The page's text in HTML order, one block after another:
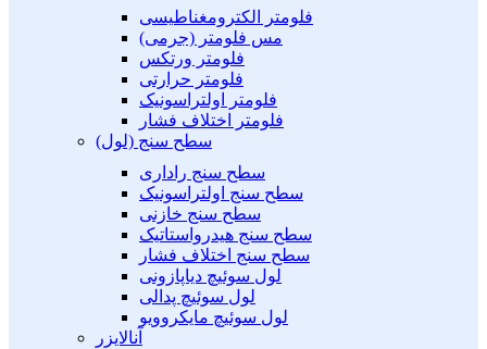
فلومتر الکترومغناطیسی
مس فلومتر (جرمی)
فلومتر ورتکس
فلومتر حرارتی
فلومتر اولتراسونیک
فلومتر اختلاف فشار
سطح سنج (لول)
سطح سنج راداری
سطح سنج اولتراسونیک
سطح سنج خازنی
سطح سنج هیدرواستاتیک
سطح سنج اختلاف فشار
لول سوئیچ دیاپازونی
لول سوئیچ پدالی
لول سوئیچ مایکروویو
آنالایزر